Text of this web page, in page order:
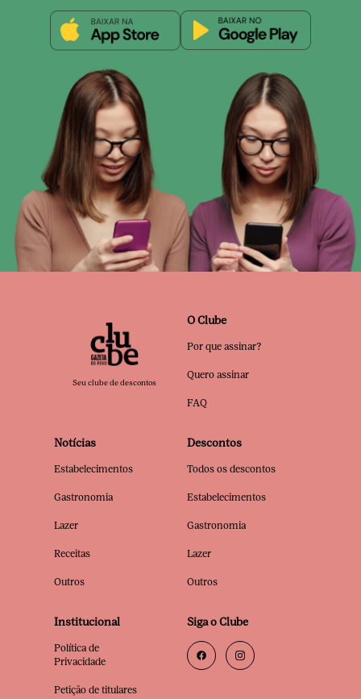
Seu clube de descontos
O Clube
Por que assinar?
Quero assinar
FAQ
Notícias
Estabelecimentos
Gastronomia
Lazer
Receitas
Outros
Descontos
Todos os descontos
Estabelecimentos
Gastronomia
Lazer
Outros
Institucional
Política de
Privacidade
Petição de titulares
Siga o Clube